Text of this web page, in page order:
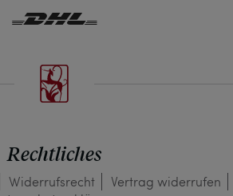
Rechtliches
Widerrufs­recht
Vertrag widerrufen